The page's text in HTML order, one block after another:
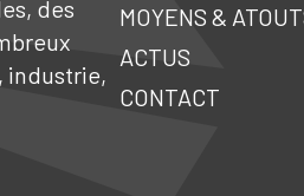
des
industrie,
MOYENS &
ACTUS
CONTACT